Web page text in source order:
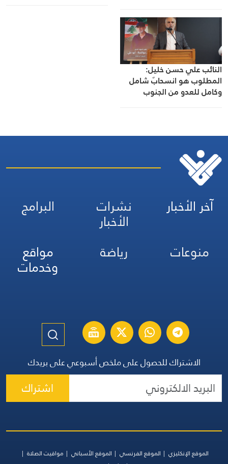
النائب علي حسن خليل:
المطلوب هو انسحابٌ شامل
وكامل للعدو من الجنوب
آخر الأخبار نشرات
الأخبار
البرامج
منوعات
رياضة مواقع
وخدمات
الاشتراك للحصول على ملخص أسبوعي على بريدك
اشتراك
الموقع الإنكليزي الموقع الفرنسي الموقع الأسباني
مواقيت الصلاة